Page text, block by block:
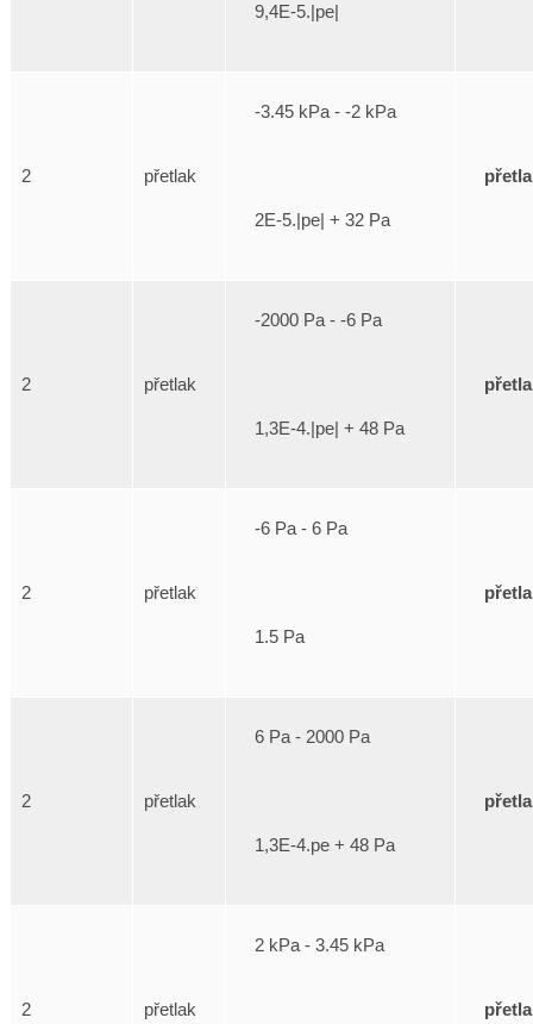
9,4E-5.|pe|
2 přetlak
-3.45 kPa - -2 kPa
2E-5.|pe| + 32 Pa
2 přetlak
-2000 Pa - -6 Pa
1,3E-4.|pe| + 48 Pa
2 přetlak
-6 Pa - 6 Pa
1.5 Pa
2 přetlak
6 Pa - 2000 Pa
1,3E-4.pe + 48 Pa
2 přetlak
2 kPa - 3.45 kPa